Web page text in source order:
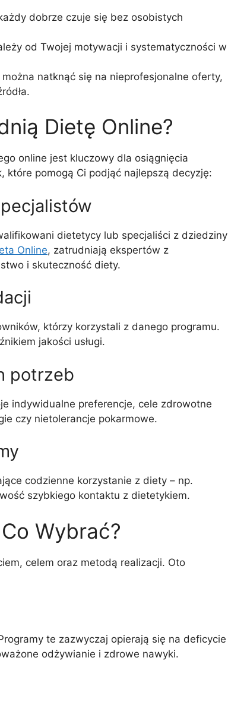
dobrze czuje się bez osobistych
od Twojej motywacji i systematyczności w
można natknąć się na nieprofesjonalne oferty,
Dietę Online?
online jest kluczowy dla osiągnięcia
pomogą Ci podjąć najlepszą decyzję:
dietetycy lub specjaliści z dziedziny
Online, zatrudniają ekspertów z
i skuteczność diety.
którzy korzystali z danego programu.
jakości usługi.
potrzeb
indywidualne preferencje, cele zdrowotne
czy nietolerancje pokarmowe.
codzienne korzystanie z diety – np.
szybkiego kontaktu z dietetykiem.
Wybrać?
celem oraz metodą realizacji. Oto
te zazwyczaj opierają się na deficycie
odżywianie i zdrowe nawyki.